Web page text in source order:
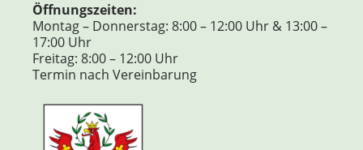
Öffnungszeiten:
Montag – Donnerstag: 8:00 – 12:00 Uhr & 13:00 –
17:00 Uhr
Freitag: 8:00 – 12:00 Uhr
Termin nach Vereinbarung